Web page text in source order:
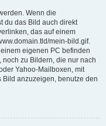
Wenn die
du das Bild auch direkt
das auf einem
mein-bild.gif.
eigenen PC befinden
zu Bildern, die nur nach
Yahoo-Mailboxen, mit
Bild anzuzeigen, benutze den